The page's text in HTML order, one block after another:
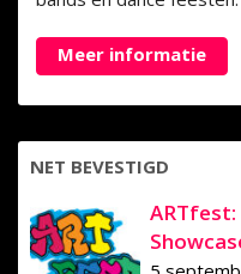
Meer informatie
NET BEVESTIGD